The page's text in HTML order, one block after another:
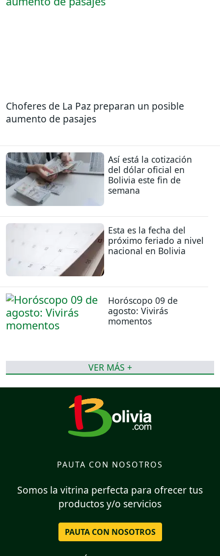
Choferes de La Paz preparan un posible
aumento de pasajes
Así está la cotización
del dólar oficial en
Bolivia este fin de
semana
Esta es la fecha del
próximo feriado a nivel
nacional en Bolivia
Horóscopo 09 de
agosto: Vivirás
momentos
VER MÁS +
PAUTA CON NOSOTROS
Somos la vitrina perfecta para ofrecer tus
productos y/o servicios
PAUTA CON NOSOTROS